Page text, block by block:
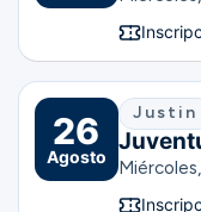
26
Agosto
Justin